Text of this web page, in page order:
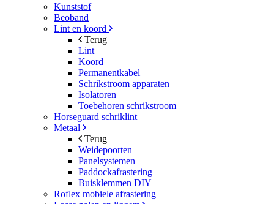
Kunststof
Beoband
Lint en koord
Terug
Lint
Koord
Permanentkabel
Schrikstroom apparaten
Isolatoren
Toebehoren schrikstroom
Horseguard schriklint
Metaal
Terug
Weidepoorten
Panelsystemen
Paddockafrastering
Buisklemmen DIY
Roflex mobiele afrastering